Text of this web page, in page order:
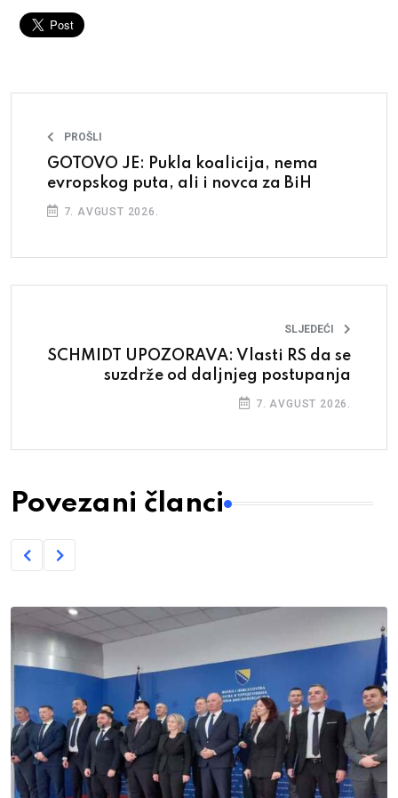
PROŠLI
GOTOVO JE: Pukla koalicija, nema
evropskog puta, ali i novca za BiH
7. AVGUST 2026.
SLJEDEĆI
SCHMIDT UPOZORAVA: Vlasti RS da se
suzdrže od daljnjeg postupanja
7. AVGUST 2026.
Povezani članci